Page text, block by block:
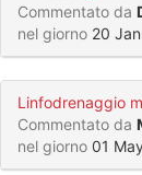
Commentato da
nel giorno 20
Linfodrenaggio
Commentato da
nel giorno 01